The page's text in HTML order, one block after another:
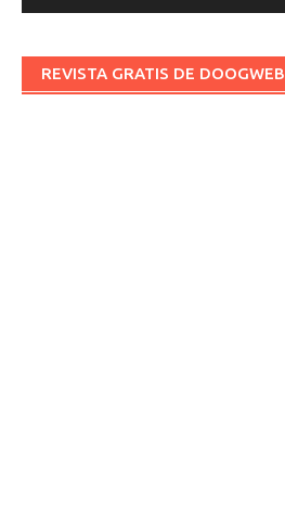
REVISTA GRATIS DE DOOGWEB